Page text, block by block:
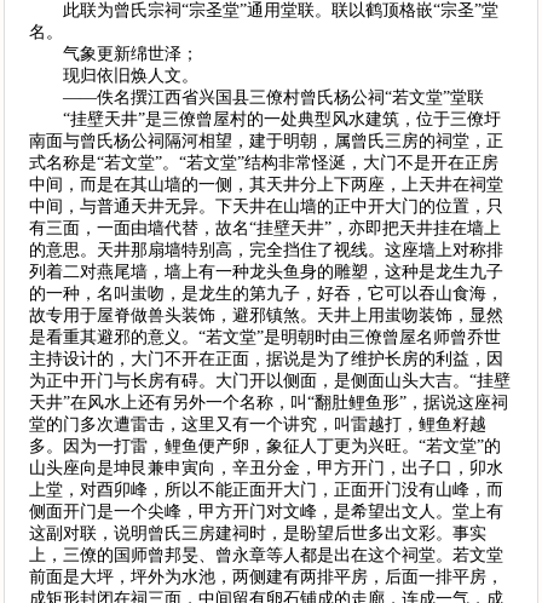
此联为曾氏宗祠“宗圣堂”通用堂联。联以鹤顶格嵌“宗圣”堂
名。
气象更新绵世泽；
现归依旧焕人文。
——佚名撰江西省兴国县三僚村曾氏杨公祠“若文堂”堂联
“挂壁天井”是三僚曾屋村的一处典型风水建筑，位于三僚圩
南面与曾氏杨公祠隔河相望，建于明朝，属曾氏三房的祠堂，正
式名称是“若文堂”。“若文堂”结构非常怪涎，大门不是开在正房
中间，而是在其山墙的一侧，其天井分上下两座，上天井在祠堂
中间，与普通天井无异。下天井在山墙的正中开大门的位置，只
有三面，一面由墙代替，故名“挂壁天井”，亦即把天井挂在墙上
的意思。天井那扇墙特别高，完全挡住了视线。这座墙上对称排
列着二对燕尾墙，墙上有一种龙头鱼身的雕塑，这种是龙生九子
的一种，名叫蚩吻，是龙生的第九子，好吞，它可以吞山食海，
故专用于屋脊做兽头装饰，避邪镇煞。天井上用蚩吻装饰，显然
是看重其避邪的意义。“若文堂”是明朝时由三僚曾屋名师曾乔世
主持设计的，大门不开在正面，据说是为了维护长房的利益，因
为正中开门与长房有碍。大门开以侧面，是侧面山头大吉。“挂壁
天井”在风水上还有另外一个名称，叫“翻肚鲤鱼形”，据说这座祠
堂的门多次遭雷击，这里又有一个讲究，叫雷越打，鲤鱼籽越
多。因为一打雷，鲤鱼便产卵，象征人丁更为兴旺。“若文堂”的
山头座向是坤艮兼申寅向，辛丑分金，甲方开门，出子口，卯水
上堂，对酉卯峰，所以不能正面开大门，正面开门没有山峰，而
侧面开门是一个尖峰，甲方开门对文峰，是希望出文人。堂上有
这副对联，说明曾氏三房建祠时，是盼望后世多出文彩。事实
上，三僚的国师曾邦旻、曾永章等人都是出在这个祠堂。若文堂
前面是大坪，坪外为水池，两侧建有两排平房，后面一排平房，
成矩形封闭在祠三面，中间留有卵石铺成的走廊，连成一气，成